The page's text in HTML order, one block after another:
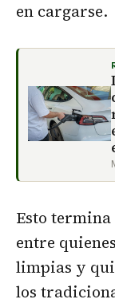
en cargarse.
Esto termina
entre
limpias y
los